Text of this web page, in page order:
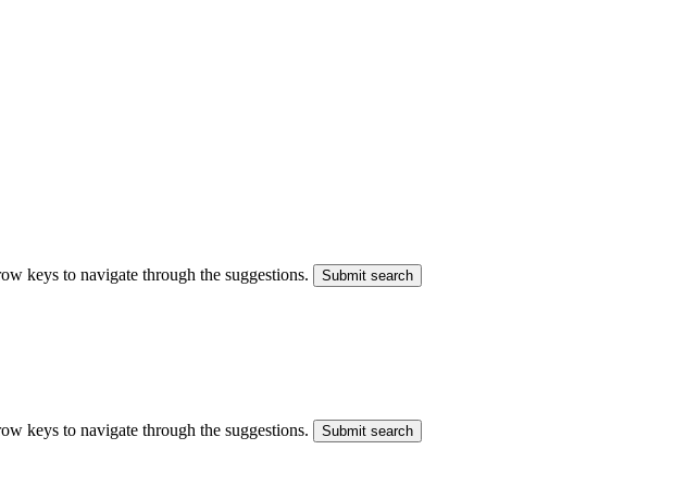
keys to navigate through the suggestions. Submit search
keys to navigate through the suggestions. Submit search